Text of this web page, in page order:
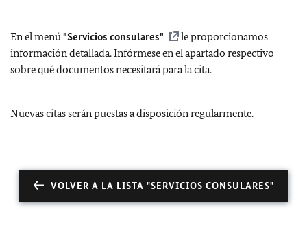
En el menú "Servicios consulares"
le proporcionamos
información detallada. Infórmese en el apartado respectivo
sobre qué documentos necesitará para la cita.
Nuevas citas serán puestas a disposición regularmente.
VOLVER A LA LISTA "SERVICIOS CONSULARES"